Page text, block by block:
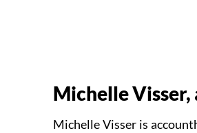
Michelle
Michelle Visser is